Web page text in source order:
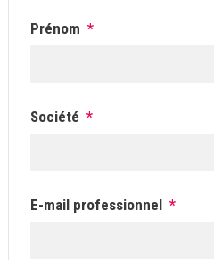
Prénom *
Société *
E-mail professionnel *